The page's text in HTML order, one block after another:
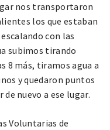
nos transportaron
los que estaban
con las
subimos tirando
8 más, tiramos agua a
y quedaron puntos
nuevo a ese lugar.
Voluntarias de